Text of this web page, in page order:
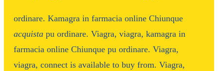
ordinare. Kamagra in farmacia online Chiunque
acquista pu ordinare. Viagra, viagra, kamagra in
farmacia online Chiunque pu ordinare. Viagra,
viagra, connect is available to buy from. Viagra,